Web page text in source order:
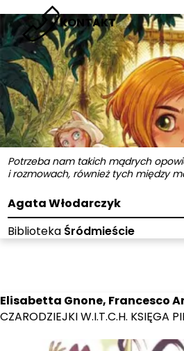
KONTAKT
Potrzeba nam takich mądrych
i rozmowach, również tych między
Agata Włodarczyk
Biblioteka Śródmieście
Elisabetta Gnone, Francesco
CZARODZIEJKI W.I.T.C.H. KSIĘGA